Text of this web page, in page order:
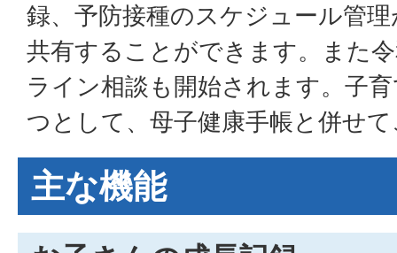
録、予防接種のスケジュール管
共有することができます。また
ライン相談も開始されます。子
つとして、母子健康手帳と併せ
主な機能